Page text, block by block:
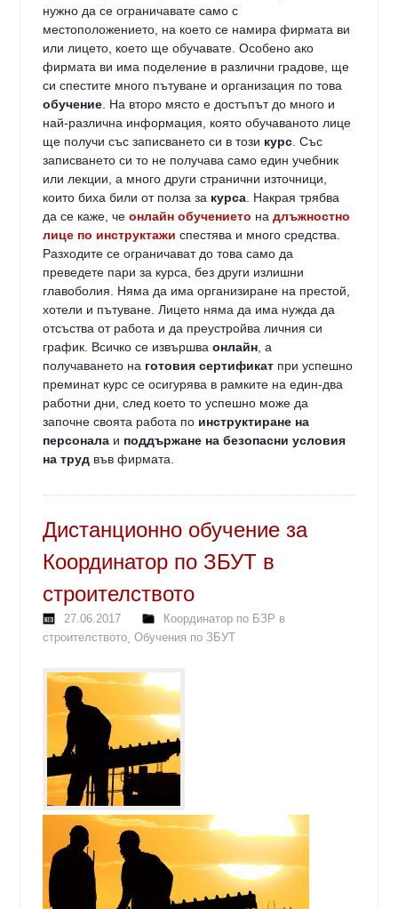
нужно да се ограничавате само с
местоположението, на което се намира фирмата ви
или лицето, което ще обучавате. Особено ако
фирмата ви има поделение в различни градове, ще
си спестите много пътуване и организация по това
обучение . На второ място е достъпът до много и
най-различна информация, която обучаваното лице
ще получи със записването си в този курс . Със
записването си то не получава само един учебник
или лекции, а много други странични източници,
които биха били от полза за курса . Накрая трябва
да се каже, че онлайн обучението на длъжностно
лице по инструктажи спестява и много средства.
Разходите се ограничават до това само да
преведете пари за курса, без други излишни
главоболия. Няма да има организиране на престой,
хотели и пътуване. Лицето няма да има нужда да
отсъства от работа и да преустройва личния си
график. Всичко се извършваонлайн , а
получаването на готовия сертификат при успешно
преминат курс се осигурява в рамките на един-два
работни дни, след което то успешно може да
започне своята работа по инструктиране на
персонала и поддържане на безопасни условия
на труд във фирмата.
Дистанционно обучение за
Координатор по ЗБУТ в
строителството
27.06.2017
Координатор по БЗР в
строителството ,Обучения по ЗБУТ